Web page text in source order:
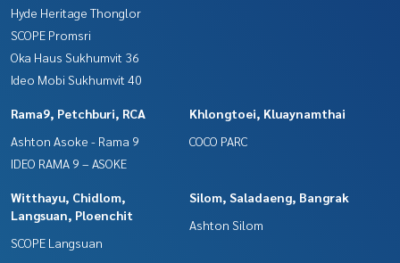
Hyde Heritage Thonglor
SCOPE Promsri
Oka Haus Sukhumvit 36
Ideo Mobi Sukhumvit 40
Rama9, Petchburi, RCA
Ashton Asoke - Rama 9
IDEO RAMA 9 – ASOKE
Khlongtoei, Kluaynamthai
COCO PARC
Witthayu, Chidlom,
Langsuan, Ploenchit
SCOPE Langsuan
Silom, Saladaeng, Bangrak
Ashton Silom